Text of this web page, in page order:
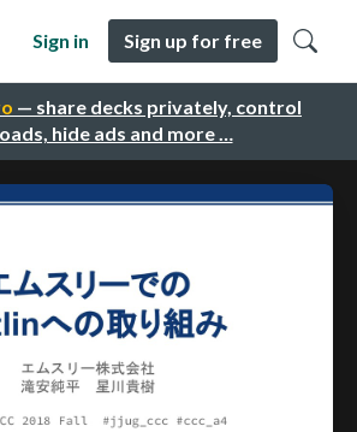
— share decks privately, control
hide ads and more …
Sign in Sign up for free